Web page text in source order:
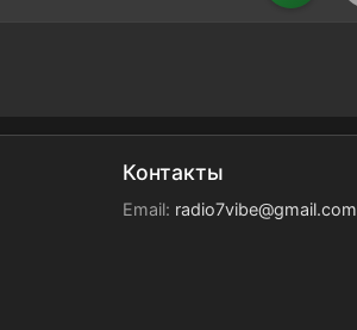
Контакты
Email: radio7vibe@gmail.com